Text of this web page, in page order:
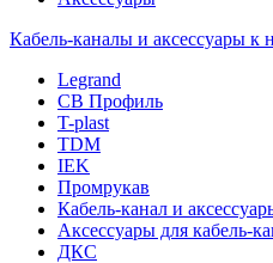
Кабель-каналы и аксессуары к
Legrand
СВ Профиль
T-plast
TDM
IEK
Промрукав
Кабель-канал и
Аксессуары для кабель-
ДКС